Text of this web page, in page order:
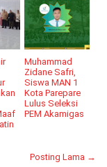
Muhammad
Zidane Safri,
Siswa MAN 1
Kota Parepare
Lulus Seleksi
PEM Akamigas
Posting Lama →